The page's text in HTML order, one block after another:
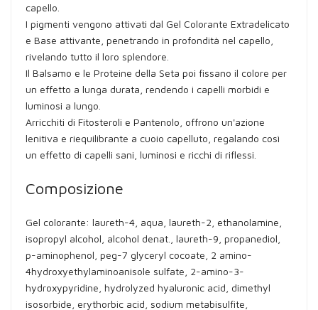
capello.
I pigmenti vengono attivati dal Gel Colorante Extradelicato
e Base attivante, penetrando in profondità nel capello,
rivelando tutto il loro splendore.
Il Balsamo e le Proteine della Seta poi fissano il colore per
un effetto a lunga durata, rendendo i capelli morbidi e
luminosi a lungo.
Arricchiti di Fitosteroli e Pantenolo, offrono un'azione
lenitiva e riequilibrante a cuoio capelluto, regalando così
un effetto di capelli sani, luminosi e ricchi di riflessi.
Composizione
Gel colorante: laureth-4, aqua, laureth-2, ethanolamine,
isopropyl alcohol, alcohol denat., laureth-9, propanediol,
p-aminophenol, peg-7 glyceryl cocoate, 2 amino-
4hydroxyethylaminoanisole sulfate, 2-amino-3-
hydroxypyridine, hydrolyzed hyaluronic acid, dimethyl
isosorbide, erythorbic acid, sodium metabisulfite,